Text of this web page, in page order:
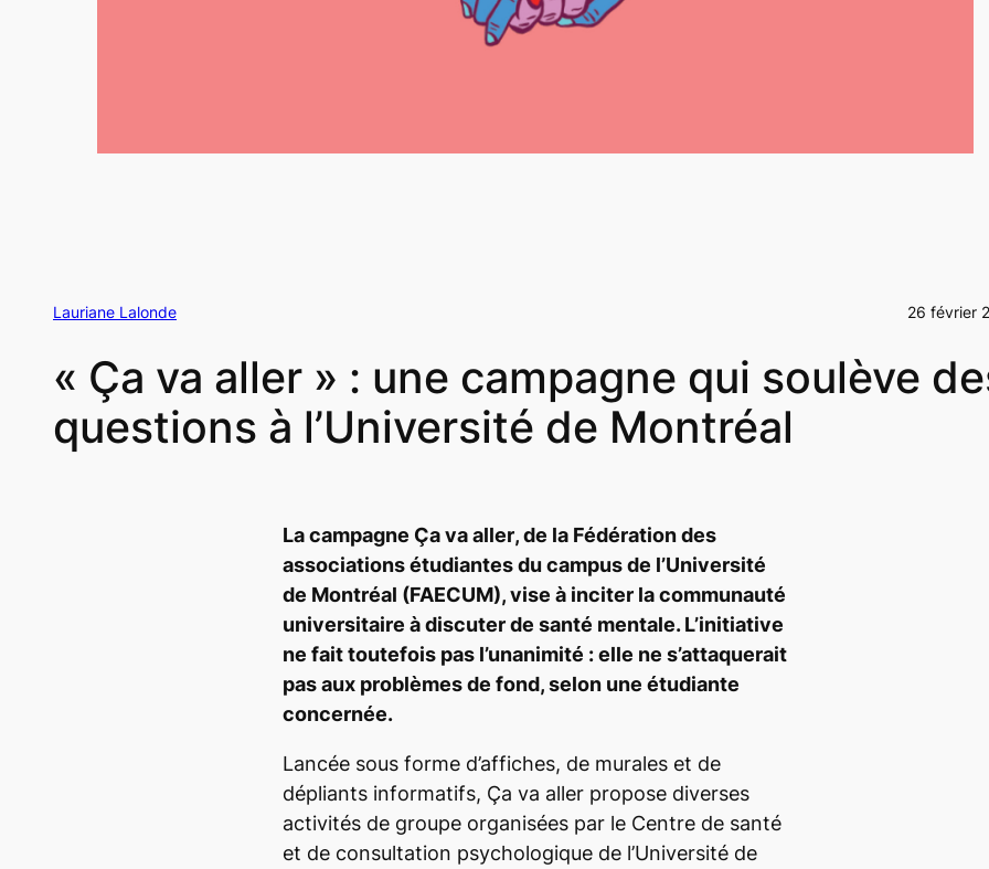
Lauriane Lalonde 26 février
« Ça va aller » : une campagne qui soulève
questions à l’Université de Montréal
La campagne Ça va aller, de la Fédération des
associations étudiantes du campus de l’Université
de Montréal (FAECUM), vise à inciter la communauté
universitaire à discuter de santé mentale. L’initiative
ne fait toutefois pas l’unanimité : elle ne s’attaquerait
pas aux problèmes de fond, selon une étudiante
concernée.
Lancée sous forme d’affiches, de murales et de
dépliants informatifs, Ça va aller propose diverses
activités de groupe organisées par le Centre de santé
et de consultation psychologique de l’Université de